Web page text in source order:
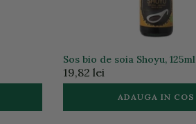
Sos bio de soia Shoyu, 125ml
19,82 lei
ADAUGA IN COS